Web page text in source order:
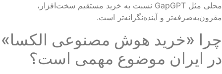
محلی مثل GapGPT نسبت به خرید مستقیم سخت‌افزار،
و آینده‌نگرانه‌تر است.
«خرید هوش مصنوعی الکسا»
ایران موضوع مهمی است؟